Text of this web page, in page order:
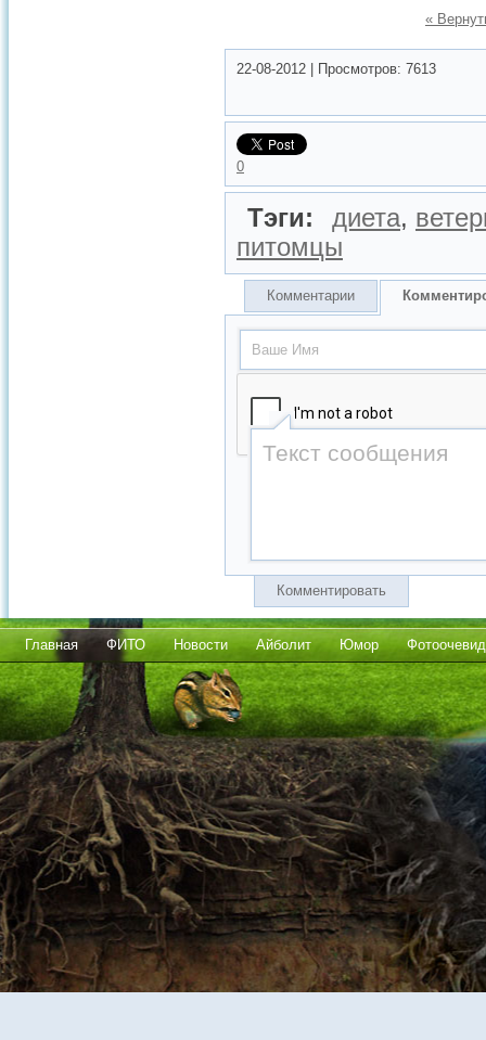
«
22-08-2012 Просмотров: 7613
0
Тэги: диета,
питомцы
Комментарии
Комментировать
Главная ФИТО Новости Айболит Юмор